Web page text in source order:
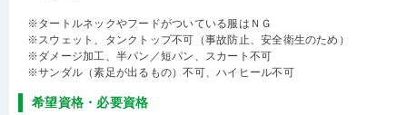
※タートルネックやフードがついている服はＮＧ
※スウェット、タンクトップ不可（事故防止、安全衛生のため）
※ダメージ加工、半パン／短パン、スカート不可
※サンダル（素足が出るもの）不可、ハイヒール不可
希望資格・必要資格